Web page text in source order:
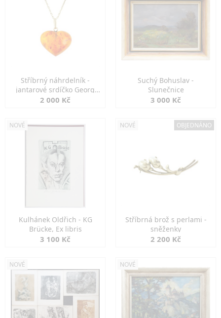
Stříbrný náhrdelník -
jantarové srdíčko Georg
Kramer
2 000 Kč
Suchý Bohuslav -
Slunečnice
3 000 Kč
NOVÉ
Kulhánek Oldřich - KG
Brücke, Ex libris
3 100 Kč
NOVÉ OBJEDNÁNO
Stříbrná brož s perlami -
sněženky
2 200 Kč
NOVÉ NOVÉ